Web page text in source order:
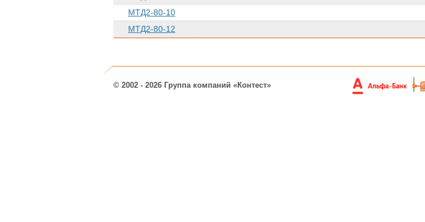
МТД2-80-10
МТД2-80-12
© 2002 - 2026 Группа компаний «Контест»